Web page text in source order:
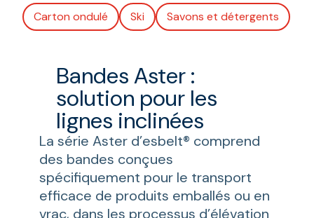
Carton ondulé Ski Savons et détergents
Bandes Aster :
solution pour les
lignes inclinées
La série Aster d’esbelt® comprend
des bandes conçues
spécifiquement pour le transport
efficace de produits emballés ou en
vrac, dans les processus d’élévation